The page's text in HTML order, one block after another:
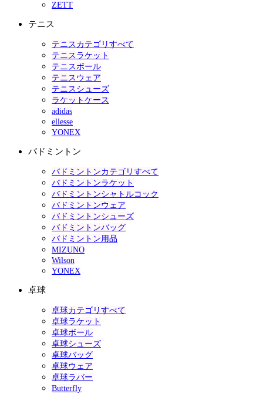
ZETT
テニス
テニスカテゴリすべて
テニスラケット
テニスボール
テニスウェア
テニスシューズ
ラケットケース
adidas
ellesse
YONEX
バドミントン
バドミントンカテゴリすべて
バドミントンラケット
バドミントンシャトルコック
バドミントンウェア
バドミントンシューズ
バドミントンバッグ
バドミントン用品
MIZUNO
Wilson
YONEX
卓球
卓球カテゴリすべて
卓球ラケット
卓球ボール
卓球シューズ
卓球バッグ
卓球ウェア
卓球ラバー
Butterfly